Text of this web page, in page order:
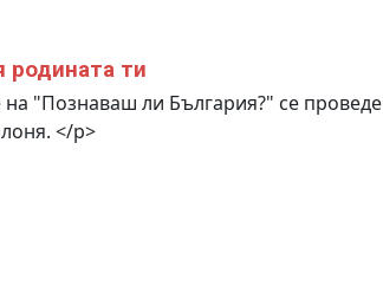
родината ти
на "Познаваш ли България?" се проведе
</p>